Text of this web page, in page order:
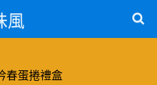
風
春蛋捲禮盒